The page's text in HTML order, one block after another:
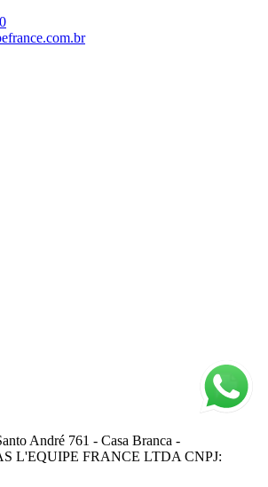
André 761 - Casa Branca -
L'EQUIPE FRANCE LTDA CNPJ: